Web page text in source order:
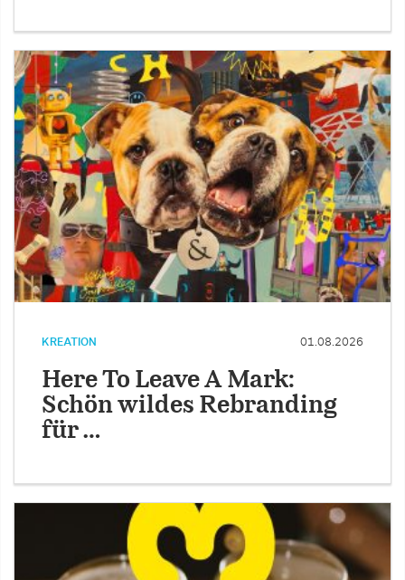
KREATION 01.08.2026
Here To Leave A Mark:
Schön wildes Rebranding
für …